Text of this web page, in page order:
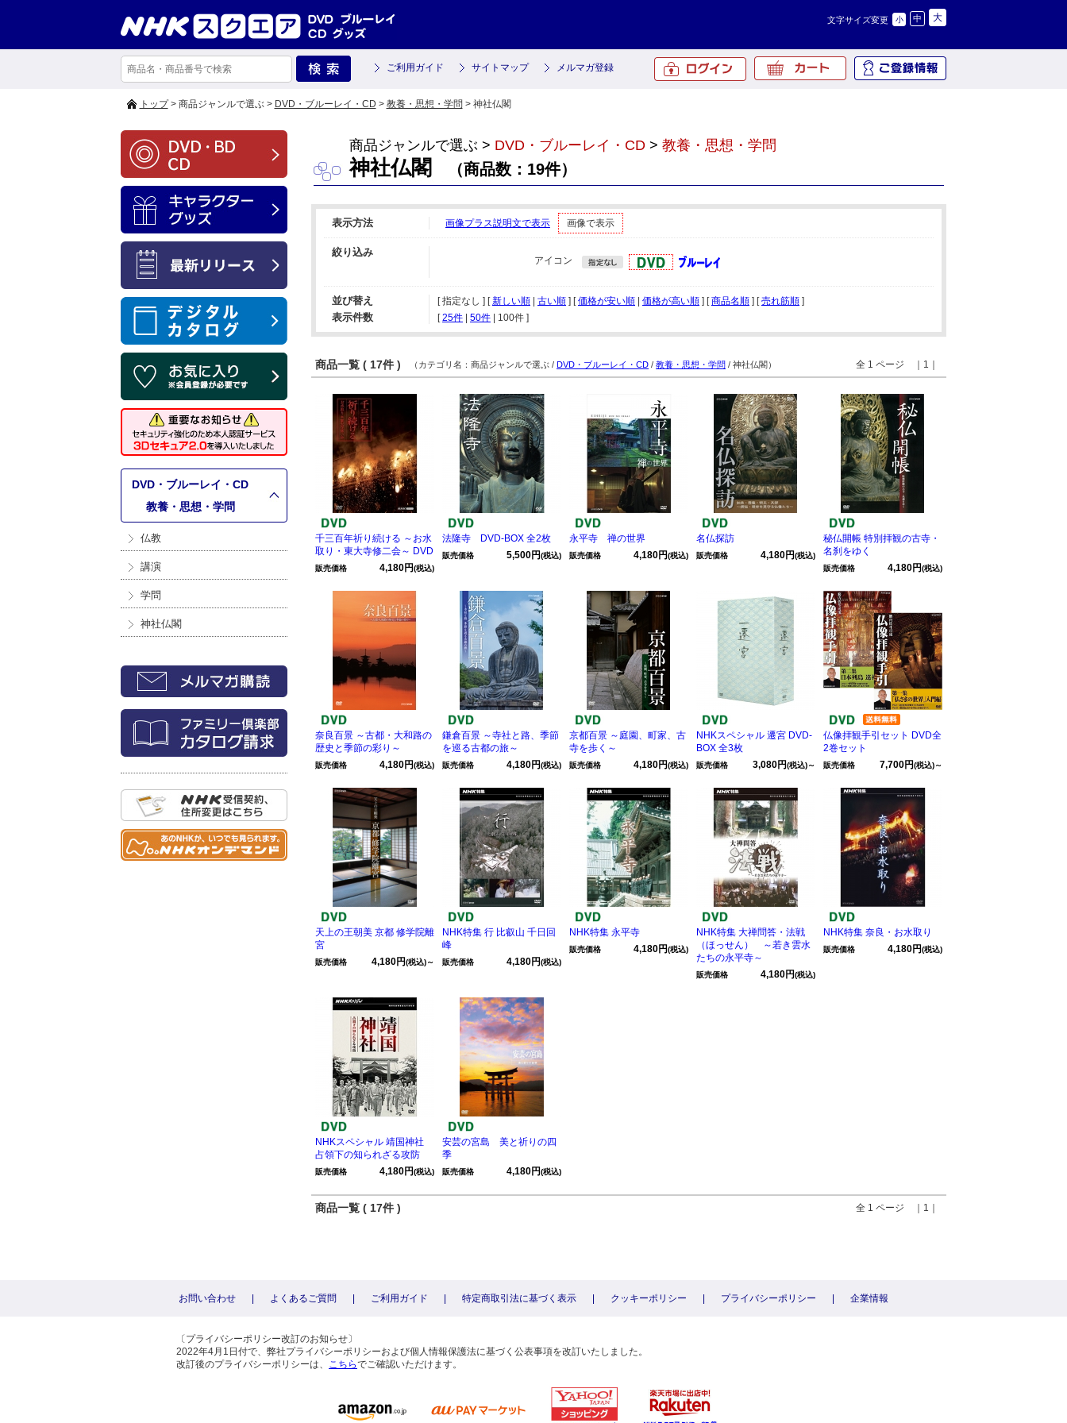
文字サイズ変更 小 中 大
ご利用ガイド サイトマップ メルマガ登録
トップ> 商品ジャンルで選ぶ > DVD・ブルーレイ・CD > 教養・思想・学問 > 神社仏閣
DVD・ブルーレイ・CD
教養・思想・学問
仏教
講演
学問
神社仏閣
商品ジャンルで選ぶ > DVD・ブルーレイ・CD > 教養・思想・学問
神社仏閣 （商品数：19件）
表示方法 画像プラス説明文で表示 画像で表示
絞り込み
アイコン
並び替え [ 指定なし ] [新しい順 古い順 ] [価格が安い順 価格が高い順 ] [商品名順 ] [売れ筋順 ]
表示件数 [ 25件 50件 100件 ]
商品一覧 ( 17件 ) 全 1 ページ ｜1｜
（カテゴリ名：商品ジャンルで選ぶ / DVD・ブルーレイ・CD / 教養・思想・学問 / 神社仏閣）
千三百年祈り続ける ～お水
取り・東大寺修二会～ DVD
販売価格 4,180円(税込)
法隆寺 DVD-BOX 全2枚
販売価格 5,500円(税込)
永平寺 禅の世界
販売価格 4,180円(税込)
名仏探訪
販売価格 4,180円(税込)
秘仏開帳 特別拝観の古寺・
名刹をゆく
販売価格 4,180円(税込)
奈良百景 ～古都・大和路の
歴史と季節の彩り～
販売価格 4,180円(税込)
鎌倉百景 ～寺社と路、季節
を巡る古都の旅～
販売価格 4,180円(税込)
京都百景 ～庭園、町家、古
寺を歩く～
販売価格 4,180円(税込)
NHKスペシャル 遷宮 DVD-
BOX 全3枚
販売価格 3,080円(税込)～
仏像拝観手引セット DVD全
2巻セット
販売価格 7,700円(税込)～
天上の王朝美 京都 修学院離
宮
販売価格 4,180円(税込)～
NHK特集 行 比叡山 千日回
峰
販売価格 4,180円(税込)
NHK特集 永平寺
販売価格 4,180円(税込)
NHK特集 大禅問答・法戦
（ほっせん） ～若き雲水
たちの永平寺～
販売価格 4,180円(税込)
NHK特集 奈良・お水取り
販売価格 4,180円(税込)
NHKスペシャル 靖国神社
占領下の知られざる攻防
販売価格 4,180円(税込)
安芸の宮島 美と祈りの四
季
販売価格 4,180円(税込)
商品一覧 ( 17件 ) 全 1 ページ ｜1｜
お問い合わせ よくあるご質問 ご利用ガイド 特定商取引法に基づく表示 クッキーポリシー プライバシーポリシー 企業情報
〔プライバシーポリシー改訂のお知らせ〕
2022年4月1日付で、弊社プライバシーポリシーおよび個人情報保護法に基づく公表事項を改訂いたしました。
改訂後のプライバシーポリシーは、 こちらでご確認いただけます。